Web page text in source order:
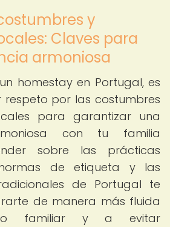
y
Claves para
armoniosa
homestay en Portugal, es
respeto por las costumbres
para garantizar una
con tu familia
sobre las prácticas
de etiqueta y las
de Portugal te
de manera más fluida
familiar y a evitar